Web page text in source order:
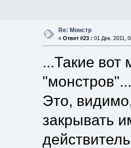
Re: Монстр
« Ответ #23 : 01 Дек. 2011,
...Такие
"монстров"...
Это,
закрывать